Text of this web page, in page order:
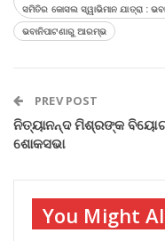
ସମିତିର କୋସଲ ସ୍ୱାଭିମାନ ଯାତ୍ରା :
ଭବାନିପାଟଣାରୁ ଆରମ୍ଭ
PREV POST
ନିତ୍ୟାନନ୍ଦ ମିଶ୍ରଙ୍କ
ଶୋକସଭା
You Might